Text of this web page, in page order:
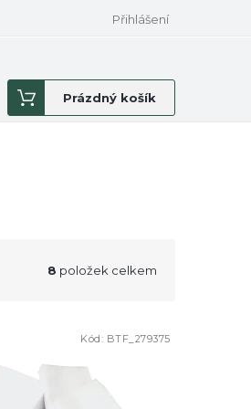
Přihlášení
Nákupní
košík
Prázdný košík
8 položek celkem
Kód: BTF_279375